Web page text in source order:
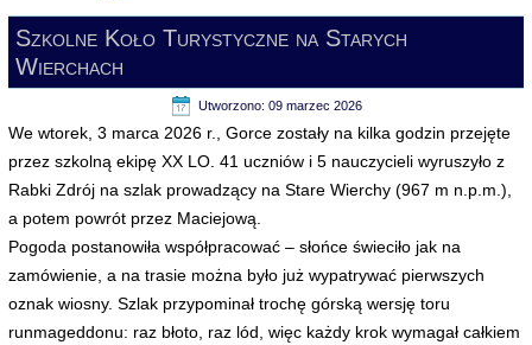
Szkolne Koło Turystyczne na Starych
Wierchach
Utworzono: 09 marzec 2026
We wtorek, 3 marca 2026 r., Gorce zostały na kilka godzin przejęte
przez szkolną ekipę XX LO. 41 uczniów i 5 nauczycieli wyruszyło z
Rabki Zdrój na szlak prowadzący na Stare Wierchy (967 m n.p.m.),
a potem powrót przez Maciejową.
Pogoda postanowiła współpracować – słońce świeciło jak na
zamówienie, a na trasie można było już wypatrywać pierwszych
oznak wiosny. Szlak przypominał trochę górską wersję toru
runmageddonu: raz błoto, raz lód, więc każdy krok wymagał całkiem